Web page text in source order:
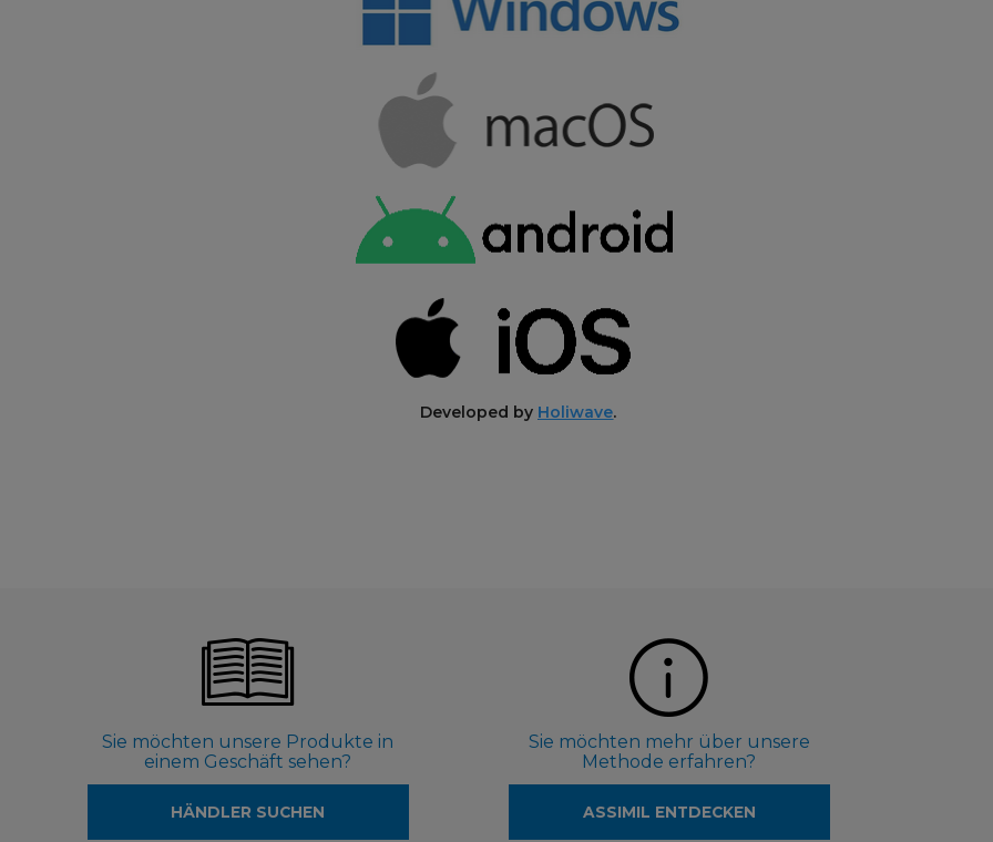
Developed by Holiwave.
Sie möchten unsere Produkte in
einem Geschäft sehen?
HÄNDLER SUCHEN
Sie möchten mehr über unsere
Methode erfahren?
ASSIMIL ENTDECKEN